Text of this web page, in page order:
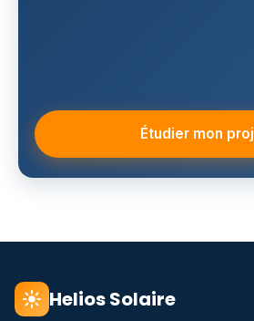
Étudier mon
Helios Solaire